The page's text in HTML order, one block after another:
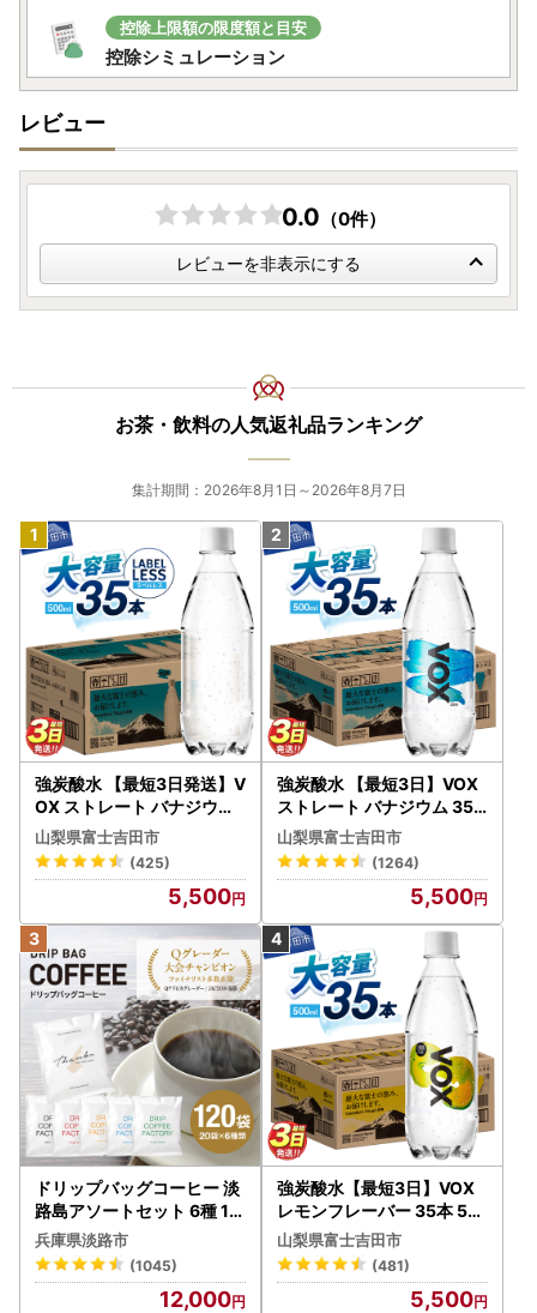
控除上限額の限度額と目安
控除シミュレーション
レビュー
0.0 （0件）
レビューを非表示にする
お茶・飲料の人気返礼品ランキング
集計期間：2026年8月1日～2026年8月7日
強炭酸水 【最短3日発送】V
OX ストレート バナジウム
強炭酸水 35本 500ml ラベ
ルレス【富士吉田市限定カ
ートン】 炭酸
山梨県富士吉田市
(425)
5,500
強炭酸水 【最短3日】VOX
ストレート バナジウム 35
本 500ml 【富士吉田市限
定カートン】炭酸
山梨県富士吉田市
(1264)
5,500
ドリップバッグコーヒー 淡
路島アソートセット 6種 12
0袋 飲み比べ コーヒー
兵庫県淡路市
(1045)
12,000
強炭酸水【最短3日】VOX
レモンフレーバー 35本 50
0ml 【富士吉田市限定カー
トン】炭酸
山梨県富士吉田市
(481)
5,500